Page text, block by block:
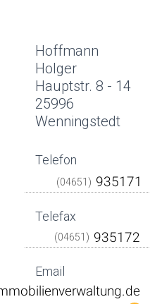
Hoffmann
Holger
Hauptstr. 8 - 14
25996
Wenningstedt
Telefon
(04651)
Telefax
(04651)
Email